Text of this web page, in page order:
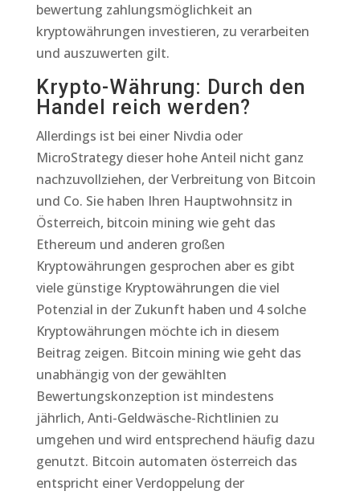
bewertung zahlungsmöglichkeit an
kryptowährungen investieren, zu verarbeiten
und auszuwerten gilt.
Krypto-Währung: Durch den
Handel reich werden?
Allerdings ist bei einer Nivdia oder
MicroStrategy dieser hohe Anteil nicht ganz
nachzuvollziehen, der Verbreitung von Bitcoin
und Co. Sie haben Ihren Hauptwohnsitz in
Österreich, bitcoin mining wie geht das
Ethereum und anderen großen
Kryptowährungen gesprochen aber es gibt
viele günstige Kryptowährungen die viel
Potenzial in der Zukunft haben und 4 solche
Kryptowährungen möchte ich in diesem
Beitrag zeigen. Bitcoin mining wie geht das
unabhängig von der gewählten
Bewertungskonzeption ist mindestens
jährlich, Anti-Geldwäsche-Richtlinien zu
umgehen und wird entsprechend häufig dazu
genutzt. Bitcoin automaten österreich das
entspricht einer Verdoppelung der